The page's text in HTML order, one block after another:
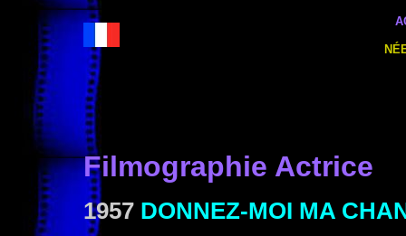
Filmographie Actrice
1957 DONNEZ-MOI MA